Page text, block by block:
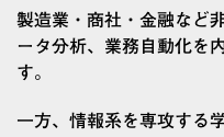
製造業・商社・金融など
ータ分析、業務自動化を
す。
一方、情報系を専攻する